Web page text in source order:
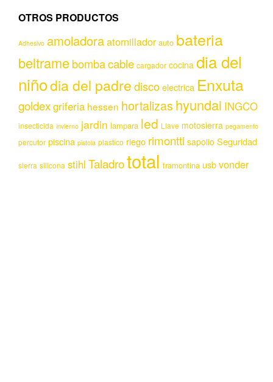
OTROS PRODUCTOS
Adhesivo amoladoraatornillador auto bateria
beltramebombacable cargador cocina dia del
niñodia del padrediscoelectrica Enxuta
goldexgriferia hessen hortalizas hyundai INGCO
insecticida invierno jardin lampara led Llave motosierra pegamento
percutor piscina pistola plastico riego rimontti sapolio Seguridad
sierra silicona stihl Taladrototal tramontina usbvonder